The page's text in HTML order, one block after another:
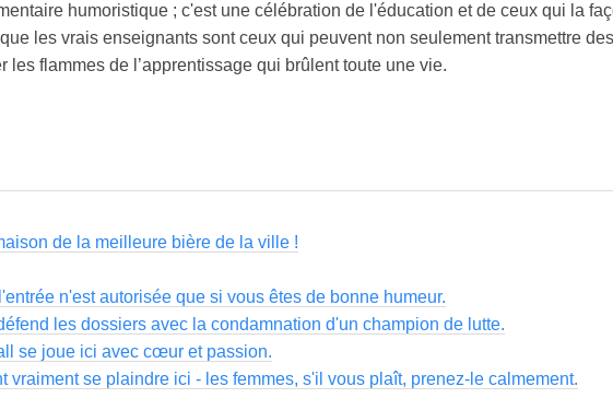
humoristique ; c'est une célébration de l'éducation et de ceux qui la
les vrais enseignants sont ceux qui peuvent non seulement transmettre des
flammes de l’apprentissage qui brûlent toute une vie.
de la meilleure bière de la ville !
n'est autorisée que si vous êtes de bonne humeur.
les dossiers avec la condamnation d'un champion de lutte.
se joue ici avec cœur et passion.
vraiment se plaindre ici - les femmes, s'il vous plaît, prenez-le calmement.